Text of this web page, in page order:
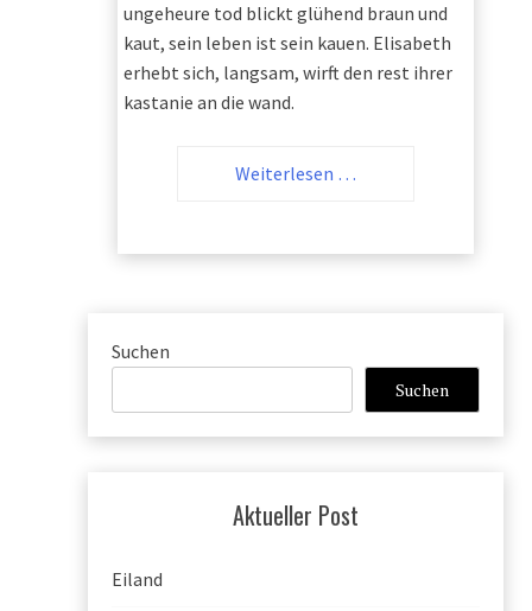
ungeheure tod blickt glühend braun und
kaut, sein leben ist sein kauen. Elisabeth
erhebt sich, langsam, wirft den rest ihrer
kastanie an die wand.
Weiterlesen …
Suchen
Suchen
Aktueller Post
Eiland